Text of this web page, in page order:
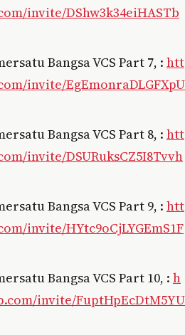
invite/DShw3k34eiHASTb
Bangsa VCS Part 7, : htt
invite/EgEmonraDLGFXpU
Bangsa VCS Part 8, : htt
invite/DSURuksCZ5I8Tvvh
Bangsa VCS Part 9, : htt
invite/HYtc9oCjLYGEmS1F
Bangsa VCS Part 10, : h
invite/FuptHpEcDtM5YU